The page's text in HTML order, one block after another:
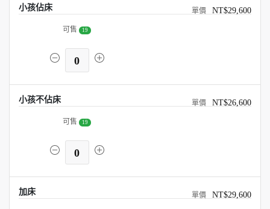
小孩佔床 NT$29,600
可售 19
0
小孩不佔床 NT$26,600
可售 19
0
加床 NT$29,600